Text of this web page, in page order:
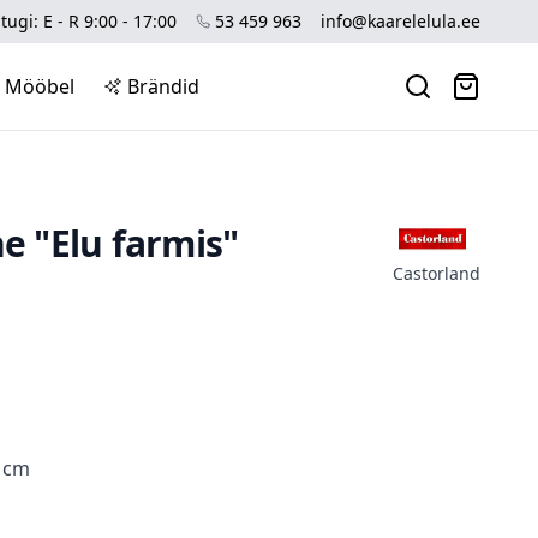
E - R 9:00 - 17:00 53 459 963 info@kaarelelula.ee
Mööbel Brändid
"Elu farmis"
Castorland